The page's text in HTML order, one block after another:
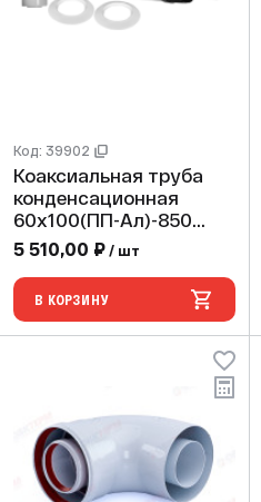
Код: 39902
Коаксиальная труба
конденсационная
60х100(ПП-Ал)-850
антиобледенительный
универс., кроме Ariston
5 510,00 ₽ / шт
В КОРЗИНУ